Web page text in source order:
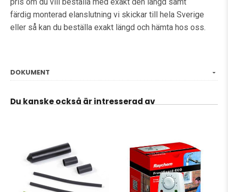
färdig monterad elanslutning vi skickar till hela Sverige
eller så kan du beställa exakt längd och hämta hos oss.
DOKUMENT
Du kanske också är intresserad av